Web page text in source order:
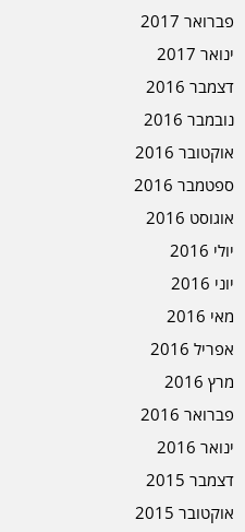
פברואר 2017
ינואר 2017
דצמבר 2016
נובמבר 2016
אוקטובר 2016
ספטמבר 2016
אוגוסט 2016
יולי 2016
יוני 2016
מאי 2016
אפריל 2016
מרץ 2016
פברואר 2016
ינואר 2016
דצמבר 2015
אוקטובר 2015